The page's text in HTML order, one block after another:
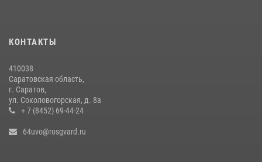
КОНТАКТЫ
410038
Саратовская область,
г. Саратов,
ул. Соколовогорская, д. 8а
+ 7 (8452) 69-44-24
64uvo@rosgvard.ru